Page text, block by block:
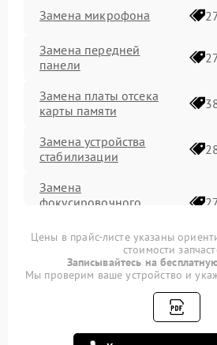
Замена микрофона
Замена передней
панели
Замена платы отсека
карты памяти
Замена устройства
стабилизации
Замена
фокусировочного
Комплексная чистка
Программный ремонт
Ремонт материнской
Цены в прайс-листе указаны
стоимости
Записывайтесь на
Мы проверим ваше устройство и